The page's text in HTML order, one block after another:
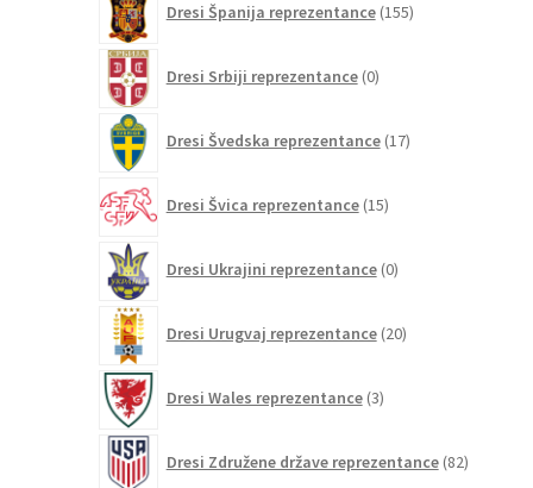
Dresi Španija reprezentance 155izdelkov
Dresi Srbiji reprezentance 0izdelkov
Dresi Švedska reprezentance 17izdelkov
Dresi Švica reprezentance 15izdelkov
Dresi Ukrajini reprezentance 0izdelkov
Dresi Urugvaj reprezentance 20izdelkov
Dresi Wales reprezentance 3izdelki
Dresi Združene države reprezentance 82izdelkov